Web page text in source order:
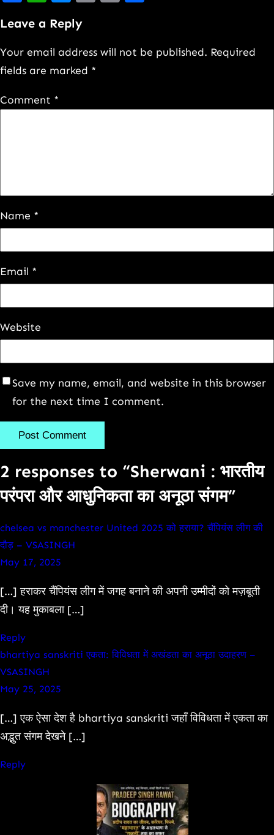
Leave a Reply
Your email address will not be published. Required
fields are marked *
Comment *
Name *
Email *
Website
Save my name, email, and website in this browser
for the next time I comment.
2 responses to “Sherwani : भारतीय
परंपरा और आधुनिकता का अनूठा संगम”
chelsea vs manchester United 2025 को हराया? चैंपियंस लीग की
दौड़ – VSASINGH
May 17, 2025
[…] हराकर चैंपियंस लीग में जगह बनाने की अपनी उम्मीदों को मज़बूती
दी। यह मुकाबला […]
Reply
bhartiya sanskriti एकता: विविधता में अखंडता का अनूठा उदाहरण –
VSASINGH
May 25, 2025
[…] एक ऐसा देश है bhartiya sanskriti जहाँ विविधता में एकता का
अद्भुत संगम देखने […]
Reply